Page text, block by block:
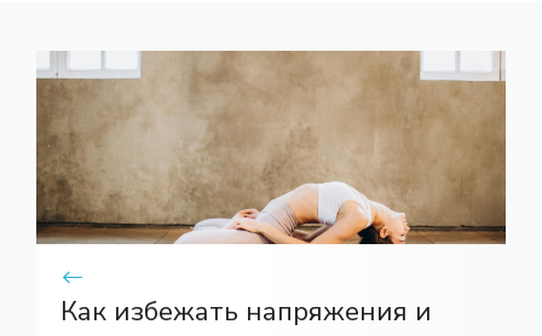
Как избежать напряжения и